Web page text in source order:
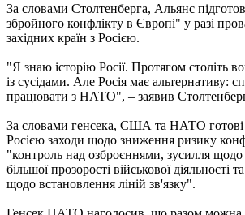
За словами Столтенберга, Альянс
збройного конфлікту в Європі" у разі
західних країн з Росією.
"Я знаю історію Росії. Протягом століть
із сусідами. Але Росія має альтернативу:
працювати з НАТО", – заявив
За словами генсека, США та НАТО готові
Росією заходи щодо зниження ризику
"контроль над озброєннями, зусилля щодо
більшої прозорості військової діяльності
щодо встановлення ліній зв'язку".